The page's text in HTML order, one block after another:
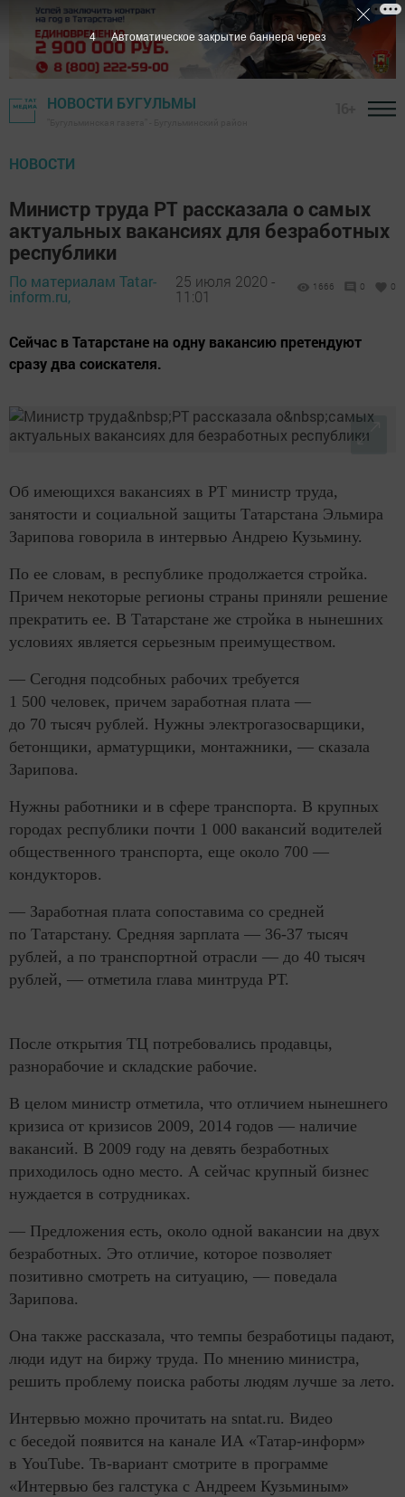
НОВОСТИ БУГУЛЬМЫ
НОВОСТИ
Министр труда РТ рассказала о самых
актуальных вакансиях для безработных
республики
По материалам Tatar-
inform.ru,
25 июля 2020 -
11:01
1666 0 0
Сейчас в Татарстане на одну вакансию претендуют
сразу два соискателя.
Об имеющихся вакансиях в РТ министр труда,
занятости и социальной защиты Татарстана Эльмира
Зарипова говорила в интервью Андрею Кузьмину.
По ее словам, в республике продолжается стройка.
Причем некоторые регионы страны приняли решение
прекратить ее. В Татарстане же стройка в нынешних
условиях является серьезным преимуществом.
— Сегодня подсобных рабочих требуется
1 500 человек, причем заработная плата —
до 70 тысяч рублей. Нужны электрогазосварщики,
бетонщики, арматурщики, монтажники, — сказала
Зарипова.
Нужны работники и в сфере транспорта. В крупных
городах республики почти 1 000 вакансий водителей
общественного транспорта, еще около 700 —
кондукторов.
— Заработная плата сопоставима со средней
по Татарстану. Средняя зарплата — 36-37 тысяч
рублей, а по транспортной отрасли — до 40 тысяч
рублей, — отметила глава минтруда РТ.
После открытия ТЦ потребовались продавцы,
разнорабочие и складские рабочие.
В целом министр отметила, что отличием нынешнего
кризиса от кризисов 2009, 2014 годов — наличие
вакансий. В 2009 году на девять безработных
приходилось одно место. А сейчас крупный бизнес
нуждается в сотрудниках.
— Предложения есть, около одной вакансии на двух
безработных. Это отличие, которое позволяет
позитивно смотреть на ситуацию, — поведала
Зарипова.
Она также рассказала, что темпы безработицы падают,
люди идут на биржу труда. По мнению министра,
решить проблему поиска работы людям лучше за лето.
Интервью можно прочитать на sntat.ru. Видео
с беседой появится на канале ИА «Татар-информ»
в YouTube. Тв-вариант смотрите в программе
«Интервью без галстука с Андреем Кузьминым»
3 Автоматическое закрытие баннера через